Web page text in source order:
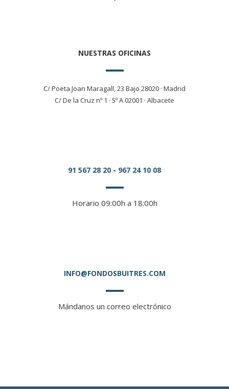
NUESTRAS OFICINAS
C/ Poeta Joan Maragall, 23 Bajo 28020 · Madrid
C/ De la Cruz nº 1 · 5º A 02001 · Albacete
91 567 28 20 - 967 24 10 08
Horario 09:00h a 18:00h
INFO@FONDOSBUITRES.COM
Mándanos un correo electrónico